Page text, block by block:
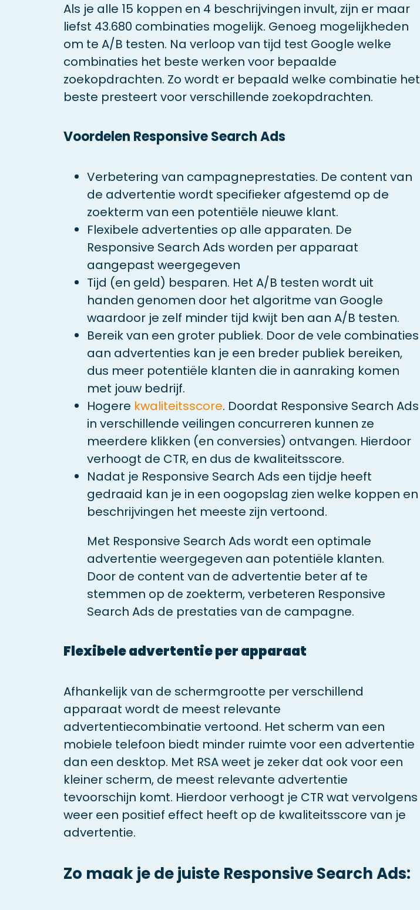
Als je alle 15 koppen en 4 beschrijvingen invult, zijn er maar
liefst 43.680 combinaties mogelijk. Genoeg mogelijkheden
om te A/B testen. Na verloop van tijd test Google welke
combinaties het beste werken voor bepaalde
zoekopdrachten. Zo wordt er bepaald welke combinatie het
beste presteert voor verschillende zoekopdrachten.
Voordelen Responsive Search Ads
Verbetering van campagneprestaties. De content van
de advertentie wordt specifieker afgestemd op de
zoekterm van een potentiële nieuwe klant.
Flexibele advertenties op alle apparaten. De
Responsive Search Ads worden per apparaat
aangepast weergegeven
Tijd (en geld) besparen. Het A/B testen wordt uit
handen genomen door het algoritme van Google
waardoor je zelf minder tijd kwijt ben aan A/B testen.
Bereik van een groter publiek. Door de vele combinaties
aan advertenties kan je een breder publiek bereiken,
dus meer potentiële klanten die in aanraking komen
met jouw bedrijf.
Hogere kwaliteitsscore. Doordat Responsive Search Ads
in verschillende veilingen concurreren kunnen ze
meerdere klikken (en conversies) ontvangen. Hierdoor
verhoogt de CTR, en dus de kwaliteitsscore.
Nadat je Responsive Search Ads een tijdje heeft
gedraaid kan je in een oogopslag zien welke koppen en
beschrijvingen het meeste zijn vertoond.
Met Responsive Search Ads wordt een optimale
advertentie weergegeven aan potentiële klanten.
Door de content van de advertentie beter af te
stemmen op de zoekterm, verbeteren Responsive
Search Ads de prestaties van de campagne.
Flexibele advertentie per apparaat
Afhankelijk van de schermgrootte per verschillend
apparaat wordt de meest relevante
advertentiecombinatie vertoond. Het scherm van een
mobiele telefoon biedt minder ruimte voor een advertentie
dan een desktop. Met RSA weet je zeker dat ook voor een
kleiner scherm, de meest relevante advertentie
tevoorschijn komt. Hierdoor verhoogt je CTR wat vervolgens
weer een positief effect heeft op de kwaliteitsscore van je
advertentie.
Zo maak je de juiste Responsive Search Ads: